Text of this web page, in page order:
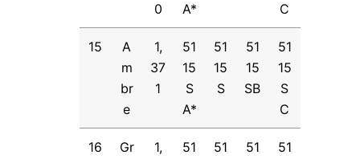
0
A*
C
15
A
m
br
e
1,
37
1
51
15
S
A*
51
15
S
51
15
SB
51
15
S
C
16
Gr
1,
51
51
51
51